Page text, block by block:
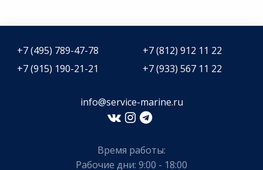
+7 (495) 789-47-78
+7 (812) 912 11 22
+7 (915) 190-21-21
+7 (933) 567 11 22
info@service-marine.ru​​
Время работы:
Рабочие дни: 9:00 - 18:00